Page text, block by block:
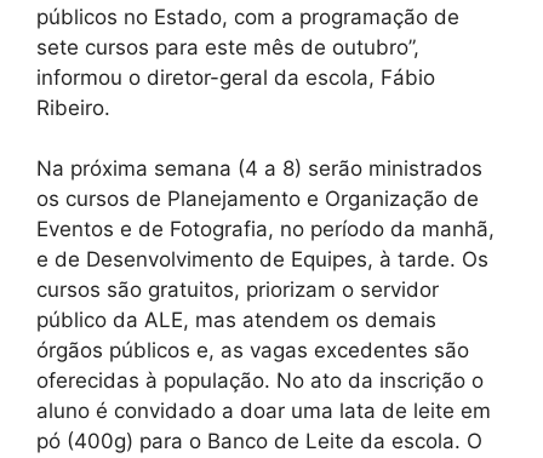
públicos no Estado, com a programação de
sete cursos para este mês de outubro”,
informou o diretor-geral da escola, Fábio
Ribeiro.
Na próxima semana (4 a 8) serão ministrados
os cursos de Planejamento e Organização de
Eventos e de Fotografia, no período da manhã,
e de Desenvolvimento de Equipes, à tarde. Os
cursos são gratuitos, priorizam o servidor
público da ALE, mas atendem os demais
órgãos públicos e, as vagas excedentes são
oferecidas à população. No ato da inscrição o
aluno é convidado a doar uma lata de leite em
pó (400g) para o Banco de Leite da escola. O